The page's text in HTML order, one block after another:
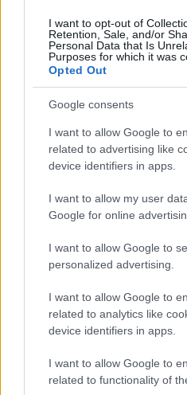
I want to opt-out of
Retention, Sale, and/or
Personal Data that Is
Purposes for which it was
Opted Out
Google consents
I want to allow Google to
related to advertising like
device identifiers in apps.
I want to allow my user
Google for online
I want to allow Google to
personalized advertising.
I want to allow Google to
related to analytics like
device identifiers in apps.
I want to allow Google to
related to functionality of
Continua a leggere
B2B NEWS